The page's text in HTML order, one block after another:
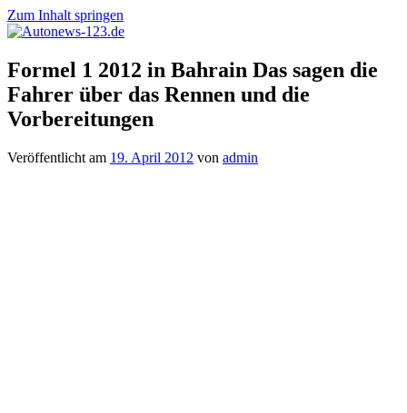
Zum Inhalt springen
Autonews-
123.de
Autonews
mit
Charme
Formel 1 2012 in Bahrain Das sagen die
Fahrer über das Rennen und die
Vorbereitungen
Veröffentlicht am 19. April 2012 von admin